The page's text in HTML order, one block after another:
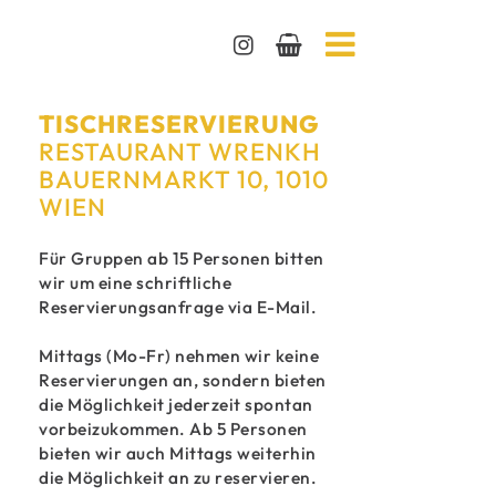
TISCHRESERVIERUNG
RESTAURANT WRENKH
BAUERNMARKT 10, 1010
WIEN
Für Gruppen ab 15 Personen bitten
wir um eine schriftliche
Reservierungsanfrage via E-Mail.
Mittags (Mo-Fr) nehmen wir keine
Reservierungen an, sondern bieten
die Möglichkeit jederzeit spontan
vorbeizukommen. Ab 5 Personen
bieten wir auch Mittags weiterhin
die Möglichkeit an zu reservieren.